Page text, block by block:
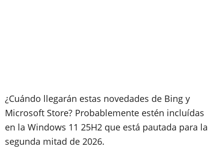
¿Cuándo llegarán estas novedades de Bing y
Microsoft Store? Probablemente estén incluídas
en la Windows 11 25H2 que está pautada para la
segunda mitad de 2026.